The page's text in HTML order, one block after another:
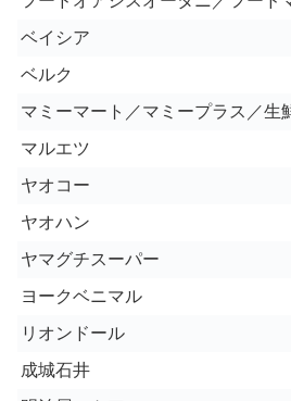
ベイシア
ベルク
マミーマート／マミープラス／生
マルエツ
ヤオコー
ヤオハン
ヤマグチスーパー
ヨークベニマル
リオンドール
成城石井